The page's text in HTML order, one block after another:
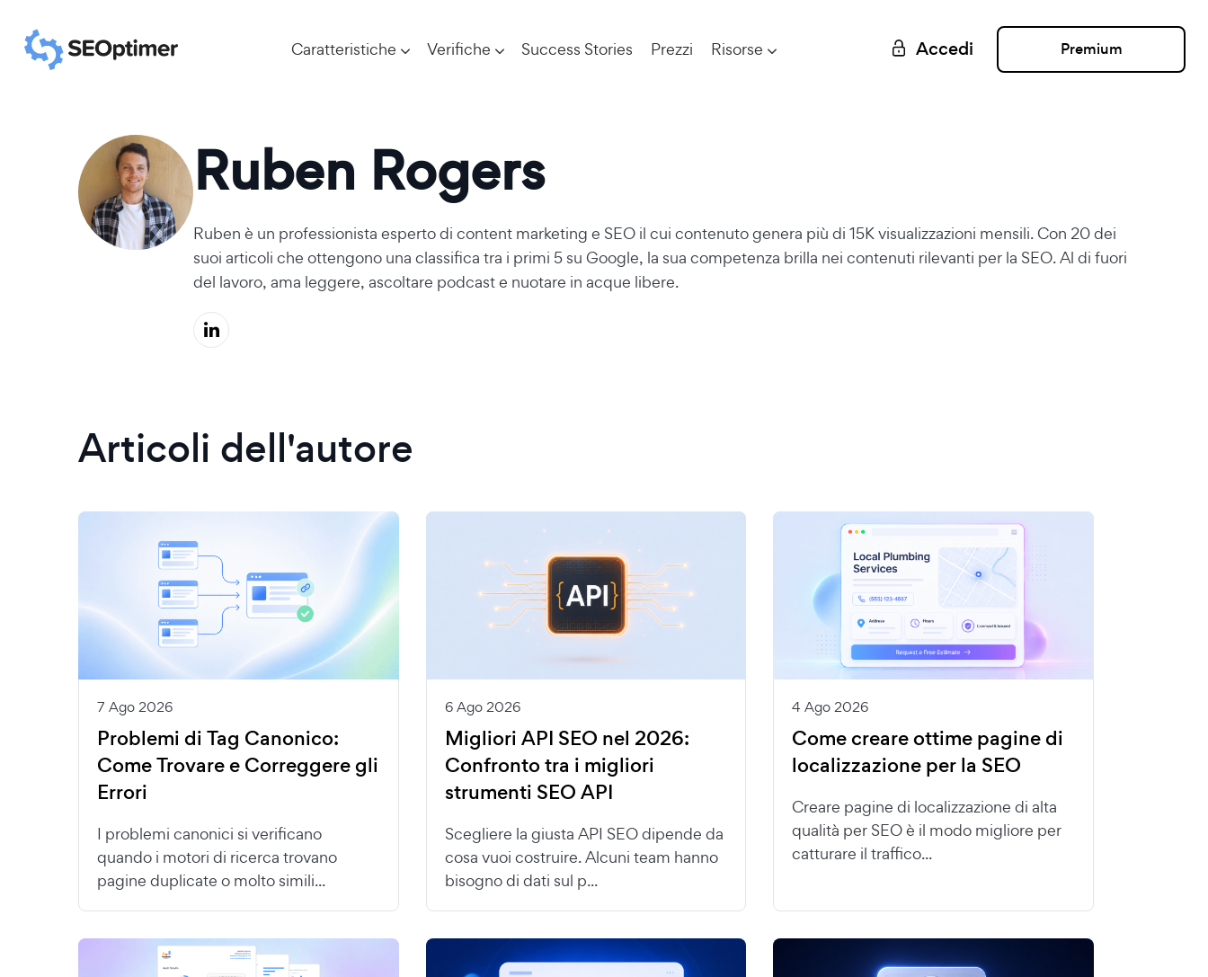
Caratteristiche Verifiche Success Stories Prezzi Risorse Accedi Premium
Ruben Rogers
Ruben è un professionista esperto di content marketing e SEO il cui contenuto genera più di 15K visualizzazioni mensili. Con 20 dei
suoi articoli che ottengono una classifica tra i primi 5 su Google, la sua competenza brilla nei contenuti rilevanti per la SEO. Al di fuori
del lavoro, ama leggere, ascoltare podcast e nuotare in acque libere.
Articoli dell'autore
7 Ago 2026
Problemi di Tag Canonico:
Come Trovare e Correggere gli
Errori
I problemi canonici si verificano
quando i motori di ricerca trovano
pagine duplicate o molto simili...
6 Ago 2026
Migliori API SEO nel 2026:
Confronto tra i migliori
strumenti SEO API
Scegliere la giusta API SEO dipende da
cosa vuoi costruire. Alcuni team hanno
bisogno di dati sul p...
4 Ago 2026
Come creare ottime pagine di
localizzazione per la SEO
Creare pagine di localizzazione di alta
qualità per SEO è il modo migliore per
catturare il traffico...